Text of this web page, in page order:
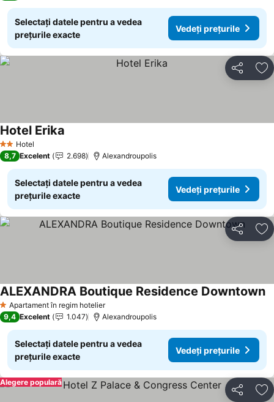
Selectați datele pentru a vedea
prețurile exacte
Vedeți prețurile
Distribuiți
2 SteleHotel
Hotel Erika
8,7 Excelent 2.698 Alexandroupolis
Selectați datele pentru a vedea
prețurile exacte
Vedeți prețurile
Distribuiți
1 Stele
Apartament în regim hotelier
ALEXANDRA Boutique Residence Downtown
9,4 Excelent 1.047 Alexandroupolis
Selectați datele pentru a vedea
prețurile exacte
Vedeți prețurile
Distribuiți
Alegere populară